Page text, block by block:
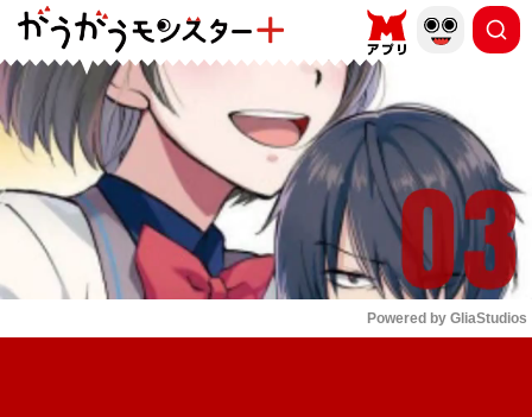
もっと読む
Powered by GliaStudios